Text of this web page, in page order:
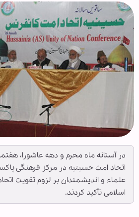
در آستانه ماه محرم و دهه عاشورا،
اتحاد امت حسینیه در مرکز فرهنگی
علماء و اندیشمندان بر لزوم تقویت
اسلامی تأکید کردند.